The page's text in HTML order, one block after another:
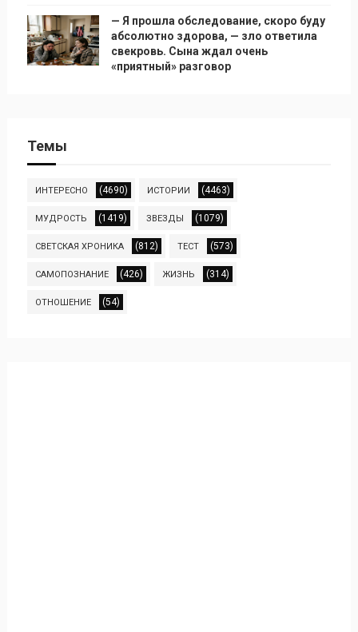
— Я прошла обследование, скоро буду
абсолютно здорова, — зло ответила
свекровь. Сына ждал очень
«приятный» разговор
Темы
ИНТЕРЕСНО (4690) ИСТОРИИ (4463)
МУДРОСТЬ (1419) ЗВЕЗДЫ (1079)
СВЕТСКАЯ ХРОНИКА (812) ТЕСТ (573)
САМОПОЗНАНИЕ (426) ЖИЗНЬ (314)
ОТНОШЕНИЕ (54)